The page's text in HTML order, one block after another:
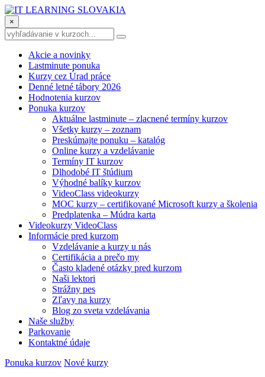
×
Akcie a novinky
Lastminute ponuka
Kurzy cez Úrad práce
Denné letné tábory 2026
Hodnotenia kurzov
Ponuka kurzov
Aktuálne lastminute – zlacnené termíny kurzov
Všetky kurzy – zoznam
Preskúmajte ponuku – katalóg
Online kurzy a vzdelávanie
Termíny IT kurzov
Dlhodobé IT štúdium
Výhodné balíky kurzov
VideoClass videokurzy
MOC kurzy – certifikované Microsoft kurzy a školenia
Predplatenka – Múdra karta
Videokurzy VideoClass
Informácie pred kurzom
Vzdelávanie a kurzy u nás
Certifikácia a prečo my
Často kladené otázky pred kurzom
Naši lektori
Strážny pes
Zľavy na kurzy
Blog zo sveta vzdelávania
Naše služby
Parkovanie
Kontaktné údaje
Ponuka kurzov Nové kurzy